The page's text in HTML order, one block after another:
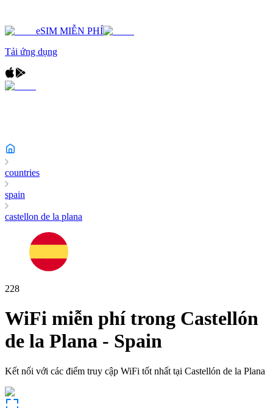
eSIM MIỄN PHÍ
Tải ứng dụng
countries
spain
castellon de la plana
228
WiFi miễn phí trong Castellón
de la Plana - Spain
Kết nối với các điểm truy cập WiFi tốt nhất tại Castellón de la Plana